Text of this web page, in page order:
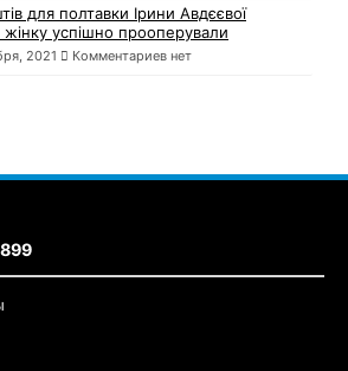
для полтавки Ірини Авдєєвої
жінку успішно прооперували
2021 Комментариев нет